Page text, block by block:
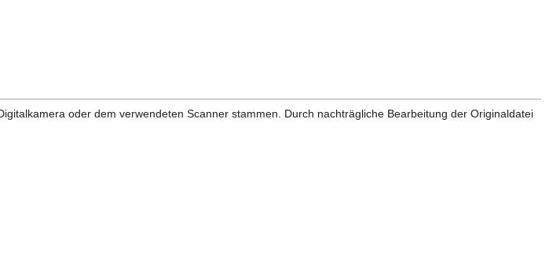
oder dem verwendeten Scanner stammen. Durch nachträgliche Bearbeitung der Originaldatei